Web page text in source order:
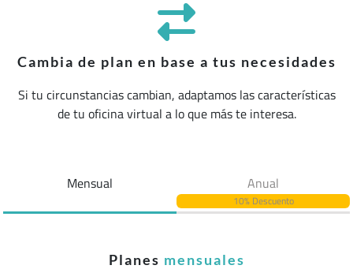
Cambia de plan en base a tus necesidades
Si tu circunstancias cambian, adaptamos las características
de tu oficina virtual a lo que más te interesa.
Mensual Anual
10% Descuento
Planes mensuales